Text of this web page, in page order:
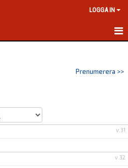
LOGGA IN
Prenumerera >>
v.31
v.32